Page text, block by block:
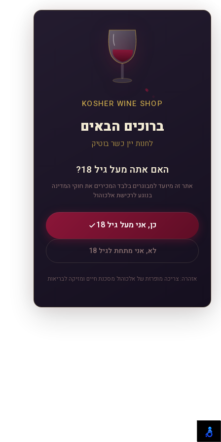
KOSHER WINE SHOP
ברוכים הבאים
לחנות יין כשר בוטיק
האם אתה מעל גיל 18?
אתר זה מיועד למבוגרים בלבד המכירים את חוקי המדינה
בנוגע לרכישת אלכוהול
כן, אני מעל גיל 18
לא, אני מתחת לגיל 18
אזהרה: צריכה מופרזת של אלכוהול מסכנת חיים ומזיקה לבריאות